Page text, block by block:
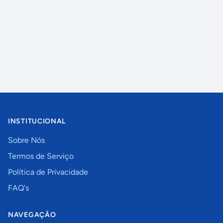
INSTITUCIONAL
Sobre Nós
Termos de Serviço
Política de Privacidade
FAQ's
NAVEGAÇÃO